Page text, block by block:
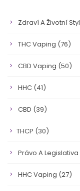
Zdraví A Životní Styl
THC Vaping (76)
CBD Vaping (50)
HHC (41)
CBD (39)
THCP (30)
Právo A Legislativa
HHC Vaping (27)